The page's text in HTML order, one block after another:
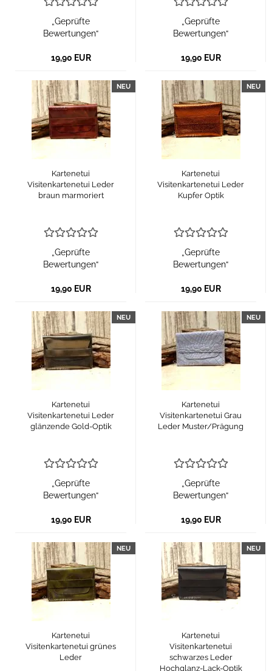
„Geprüfte
Bewertungen“
19,90 EUR
„Geprüfte
Bewertungen“
19,90 EUR
NEU
Kartenetui
Visitenkartenetui Leder
braun marmoriert
„Geprüfte
Bewertungen“
19,90 EUR
NEU
Kartenetui
Visitenkartenetui Leder
Kupfer Optik
„Geprüfte
Bewertungen“
19,90 EUR
NEU
Kartenetui
Visitenkartenetui Leder
glänzende Gold-Optik
„Geprüfte
Bewertungen“
19,90 EUR
NEU
Kartenetui
Visitenkartenetui Grau
Leder Muster/Prägung
„Geprüfte
Bewertungen“
19,90 EUR
NEU
Kartenetui
Visitenkartenetui grünes
Leder
NEU
Kartenetui
Visitenkartenetui
schwarzes Leder
Hochglanz-Lack-Optik